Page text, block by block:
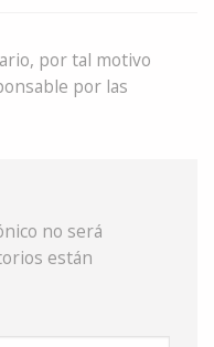
por tal motivo
por las
no será
están